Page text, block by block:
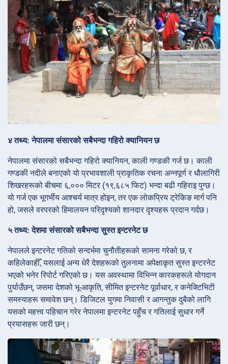
४ तथ्य: नेपालमा संसारको सबैभन्दा गहिरो क्यानियन छ
नेपालमा संसारको सबैभन्दा गहिरो क्यानियन, काली गण्डकी गर्ज छ। काली
गण्डकी नदीले बनाएको यो प्रभावशाली प्राकृतिक रचना अन्नपूर्ण र धौलागिरी
शिखरहरूको बीचमा ६,००० मिटर (१९,६८५ फिट) भन्दा बढी गहिराइ पुग्छ।
यो गर्ज एक भूगर्भीय आश्चर्य मात्र होइन, तर एक लोकप्रिय ट्रेकिङ मार्ग पनि
हो, जसले वरपरको हिमालयन परिदृश्यको शानदार दृश्यहरू प्रदान गर्दछ।
५ तथ्य: देशमा संसारको सबैभन्दा सुस्त इन्टरनेट छ
नेपालले इन्टरनेट गतिको सन्दर्भमा चुनौतीहरूको सामना गरेको छ, र
कहिलेकाहीँ, यसलाई अन्य धेरै देशहरूको तुलनामा अपेक्षाकृत सुस्त इन्टरनेट
भएको भनेर रिपोर्ट गरिएको छ। यस अवस्थामा विभिन्न कारकहरूले योगदान
पुर्याउँछन्, जसमा देशको भू-आकृति, सीमित इन्टरनेट पूर्वाधार, र कनेक्टिभिटी
समस्याहरू समावेश छन्। डिजिटल युगमा निवासी र आगन्तुक दुबैको लागि
यसको महत्त्व पहिचान गरेर नेपालमा इन्टरनेट पहुँच र गतिलाई सुधार गर्ने
प्रयासहरू जारी छन्।